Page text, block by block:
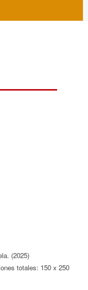
(2025)
totales: 150 x 250